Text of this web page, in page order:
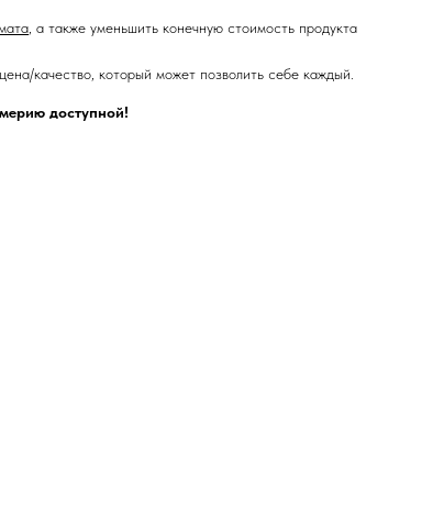
, а также уменьшить конечную стоимость продукта
качество, который может позволить себе каждый.
доступной!